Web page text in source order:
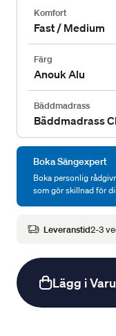
Komfort
Fast / Medium
Färg
Anouk Alu
Bäddmadrass
Bäddmadrass
Boka Sängexpert
Boka personlig
som gör skillnad för
Leveranstid2-3
Lägg i